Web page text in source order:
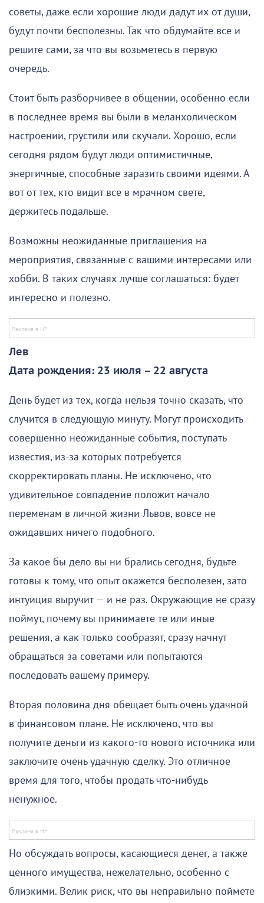
советы, даже если хорошие люди дадут их от души,
будут почти бесполезны. Так что обдумайте все и
решите сами, за что вы возьметесь в первую
очередь.
Стоит быть разборчивее в общении, особенно если
в последнее время вы были в меланхолическом
настроении, грустили или скучали. Хорошо, если
сегодня рядом будут люди оптимистичные,
энергичные, способные заразить своими идеями. А
вот от тех, кто видит все в мрачном свете,
держитесь подальше.
Возможны неожиданные приглашения на
мероприятия, связанные с вашими интересами или
хобби. В таких случаях лучше соглашаться: будет
интересно и полезно.
Лев
Дата рождения: 23 июля – 22 августа
День будет из тех, когда нельзя точно сказать, что
случится в следующую минуту. Могут происходить
совершенно неожиданные события, поступать
известия, из-за которых потребуется
скорректировать планы. Не исключено, что
удивительное совпадение положит начало
переменам в личной жизни Львов, вовсе не
ожидавших ничего подобного.
За какое бы дело вы ни брались сегодня, будьте
готовы к тому, что опыт окажется бесполезен, зато
интуиция выручит — и не раз. Окружающие не сразу
поймут, почему вы принимаете те или иные
решения, а как только сообразят, сразу начнут
обращаться за советами или попытаются
последовать вашему примеру.
Вторая половина дня обещает быть очень удачной
в финансовом плане. Не исключено, что вы
получите деньги из какого-то нового источника или
заключите очень удачную сделку. Это отличное
время для того, чтобы продать что-нибудь
ненужное.
Но обсуждать вопросы, касающиеся денег, а также
ценного имущества, нежелательно, особенно с
близкими. Велик риск, что вы неправильно поймете